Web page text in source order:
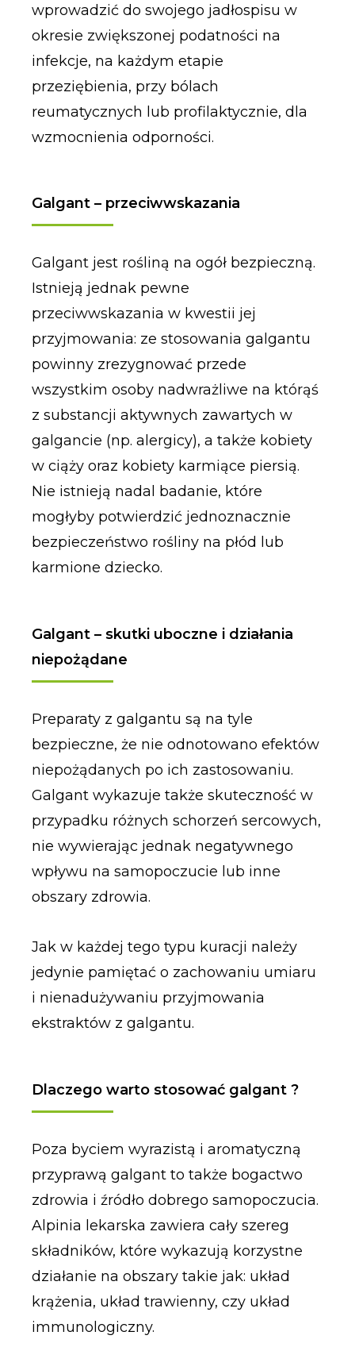
wprowadzić do swojego jadłospisu w
okresie zwiększonej podatności na
infekcje, na każdym etapie
przeziębienia, przy bólach
reumatycznych lub profilaktycznie, dla
wzmocnienia odporności.
Galgant – przeciwwskazania
Galgant jest rośliną na ogół bezpieczną.
Istnieją jednak pewne
przeciwwskazania w kwestii jej
przyjmowania: ze stosowania galgantu
powinny zrezygnować przede
wszystkim osoby nadwrażliwe na którąś
z substancji aktywnych zawartych w
galgancie (np. alergicy), a także kobiety
w ciąży oraz kobiety karmiące piersią.
Nie istnieją nadal badanie, które
mogłyby potwierdzić jednoznacznie
bezpieczeństwo rośliny na płód lub
karmione dziecko.
Galgant – skutki uboczne i działania
niepożądane
Preparaty z galgantu są na tyle
bezpieczne, że nie odnotowano efektów
niepożądanych po ich zastosowaniu.
Galgant wykazuje także skuteczność w
przypadku różnych schorzeń sercowych,
nie wywierając jednak negatywnego
wpływu na samopoczucie lub inne
obszary zdrowia.
Jak w każdej tego typu kuracji należy
jedynie pamiętać o zachowaniu umiaru
i nienadużywaniu przyjmowania
ekstraktów z galgantu.
Dlaczego warto stosować galgant ?
Poza byciem wyrazistą i aromatyczną
przyprawą galgant to także bogactwo
zdrowia i źródło dobrego samopoczucia.
Alpinia lekarska zawiera cały szereg
składników, które wykazują korzystne
działanie na obszary takie jak: układ
krążenia, układ trawienny, czy układ
immunologiczny.